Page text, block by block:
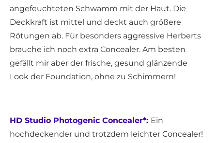
angefeuchteten Schwamm mit der Haut. Die
Deckkraft ist mittel und deckt auch größere
Rötungen ab. Für besonders aggressive Herberts
brauche ich noch extra Concealer. Am besten
gefällt mir aber der frische, gesund glänzende
Look der Foundation, ohne zu Schimmern!
HD Studio Photogenic Concealer*: Ein
hochdeckender und trotzdem leichter Concealer!